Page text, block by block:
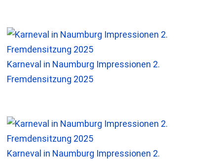
Karneval in Naumburg Impressionen 2.
Fremdensitzung 2025
Karneval in Naumburg Impressionen 2.